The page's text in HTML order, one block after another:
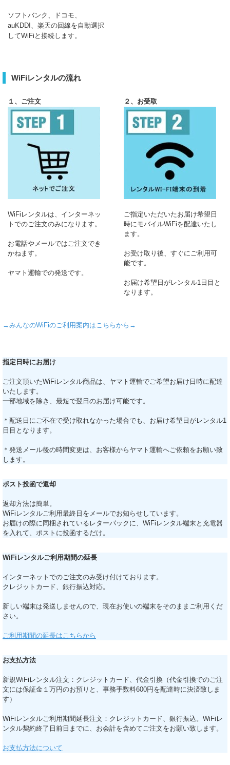
ソフトバンク、ドコモ、
auKDDI、楽天の回線を自動選択
してWiFiと接続します。
WiFiレンタルの流れ
１、ご注文
WiFiレンタルは、インターネッ
トでのご注文のみになります。
お電話やメールではご注文でき
かねます。
ヤマト運輸での発送です。
２、お受取
ご指定いただいたお届け希望日
時にモバイルWiFiを配達いたし
ます。
お受け取り後、すぐにご利用可
能です。
お届け希望日がレンタル1日目と
なります。
→みんなのWiFiのご利用案内はこちらから→
指定日時にお届け
ご注文頂いたWiFiレンタル商品は、ヤマト運輸でご希望お届け日時に配達
いたします。
一部地域を除き、最短で翌日のお届け可能です。
＊配送日にご不在で受け取れなかった場合でも、お届け希望日がレンタル1
日目となります。
＊発送メール後の時間変更は、お客様からヤマト運輸へご依頼をお願い致
します。
ポスト投函で返却
返却方法は簡単。
WiFiレンタルご利用最終日をメールでお知らせしています。
お届けの際に同梱されているレターパックに、WiFiレンタル端末と充電器
を入れて、ポストに投函するだけ。
WiFiレンタルご利用期間の延長
インターネットでのご注文のみ受け付けております。
クレジットカード、銀行振込対応。
新しい端末は発送しませんので、現在お使いの端末をそのままご利用くだ
さい。
ご利用期間の延長はこちらから
お支払方法
新規WiFiレンタル注文：クレジットカード、代金引換（代金引換でのご注
文には保証金１万円のお預りと、事務手数料600円を配達時に決済致しま
す）
WiFiレンタルご利用期間延長注文：クレジットカード、銀行振込。WiFiレ
ンタル契約終了日前日までに、お会計を含めてご注文をお願い致します。
お支払方法について